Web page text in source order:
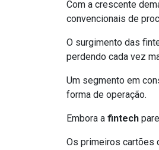
Com a crescente
convencionais de
O surgimento das
perdendo cada vez
Um segmento em
forma de operação.
Embora a fintech
Os primeiros cartões